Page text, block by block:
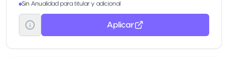
Sin Anualidad para titular y adicional
Aplicar